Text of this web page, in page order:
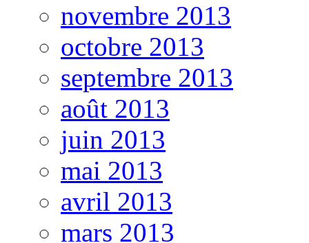
novembre 2013
octobre 2013
septembre 2013
août 2013
juin 2013
mai 2013
avril 2013
mars 2013